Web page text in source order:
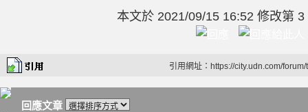
本文於 2021/09/15 16:52 修改第 3
引用網址：https://city.udn.com/
回應文章